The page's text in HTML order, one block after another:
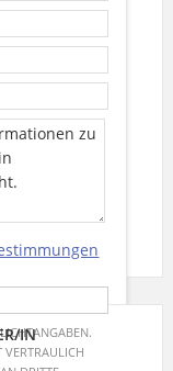
VERTRAULICH
IN